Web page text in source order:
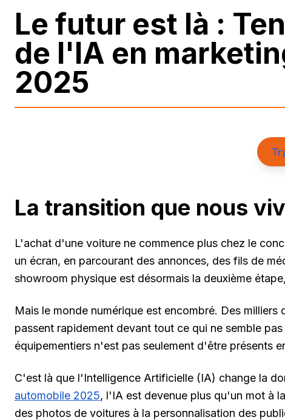
Le futur est là :
de l'IA en
2025
La transition que nous
L'achat d'une voiture ne commence plus chez le
un écran, en parcourant des annonces, des fils de
showroom physique est désormais la deuxième étape
Mais le monde numérique est encombré. Des
passent rapidement devant tout ce qui ne semble
équipementiers n'est pas seulement d'être présents
C'est là que l'Intelligence Artificielle (IA) change la
automobile 2025, l'IA est devenue plus qu'un mot à
des photos de voitures à la personnalisation des